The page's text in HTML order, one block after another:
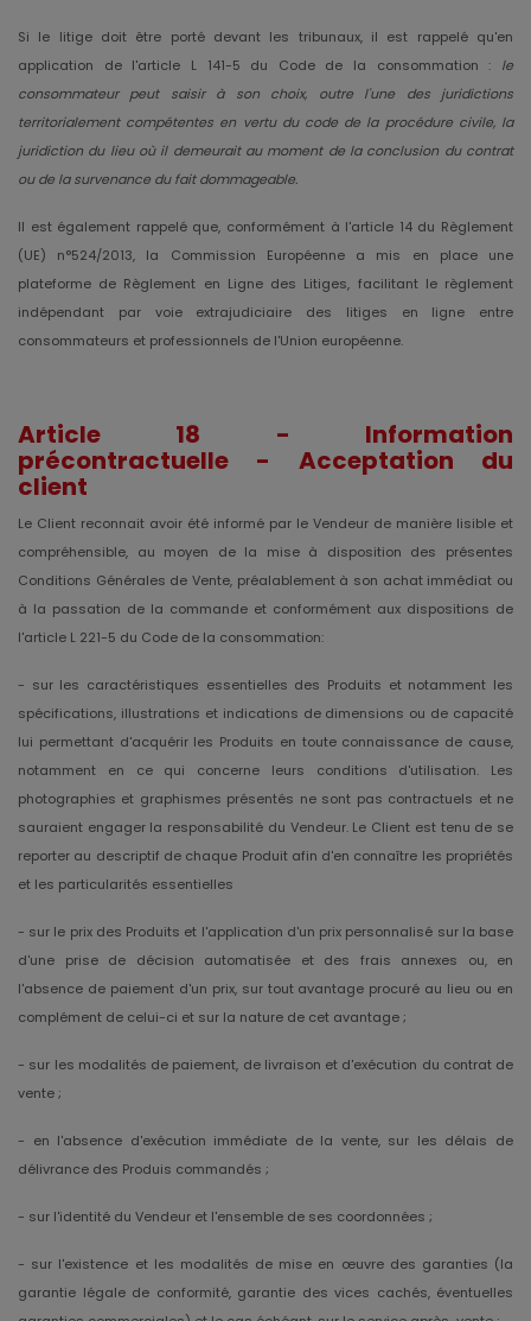
Si le litige doit être porté devant les tribunaux, il est rappelé qu'en
application de l'article L 141-5 du Code de la consommation : le
consommateur peut saisir à son choix, outre l'une des juridictions
territorialement compétentes en vertu du code de la procédure civile, la
juridiction du lieu où il demeurait au moment de la conclusion du contrat
ou de la survenance du fait dommageable.
Il est également rappelé que, conformément à l'article 14 du Règlement
(UE) n°524/2013, la Commission Européenne a mis en place une
plateforme de Règlement en Ligne des Litiges, facilitant le règlement
indépendant par voie extrajudiciaire des litiges en ligne entre
consommateurs et professionnels de l'Union européenne.
Article 18 - Information
précontractuelle - Acceptation du
client
Le Client reconnait avoir été informé par le Vendeur de manière lisible et
compréhensible, au moyen de la mise à disposition des présentes
Conditions Générales de Vente, préalablement à son achat immédiat ou
à la passation de la commande et conformément aux dispositions de
l'article L 221-5 du Code de la consommation:
- sur les caractéristiques essentielles des Produits et notamment les
spécifications, illustrations et indications de dimensions ou de capacité
lui permettant d'acquérir les Produits en toute connaissance de cause,
notamment en ce qui concerne leurs conditions d'utilisation. Les
photographies et graphismes présentés ne sont pas contractuels et ne
sauraient engager la responsabilité du Vendeur. Le Client est tenu de se
reporter au descriptif de chaque Produit afin d'en connaître les propriétés
et les particularités essentielles
- sur le prix des Produits et l'application d'un prix personnalisé sur la base
d'une prise de décision automatisée et des frais annexes ou, en
l'absence de paiement d'un prix, sur tout avantage procuré au lieu ou en
complément de celui-ci et sur la nature de cet avantage ;
- sur les modalités de paiement, de livraison et d'exécution du contrat de
vente ;
- en l'absence d'exécution immédiate de la vente, sur les délais de
délivrance des Produis commandés ;
- sur l'identité du Vendeur et l'ensemble de ses coordonnées ;
- sur l'existence et les modalités de mise en œuvre des garanties (la
garantie légale de conformité, garantie des vices cachés, éventuelles